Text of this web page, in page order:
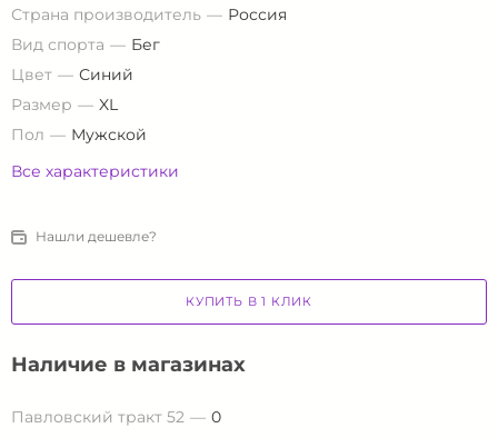
Страна производитель
Россия
Вид спорта
Бег
Цвет
Синий
Размер
XL
Пол
Мужской
Все характеристики
Нашли дешевле?
КУПИТЬ В 1 КЛИК
Наличие в магазинах
Павловский тракт 52
0